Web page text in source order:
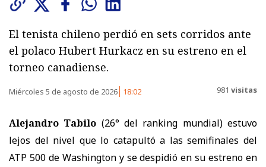
El tenista chileno perdió en sets corridos ante
el polaco Hubert Hurkacz en su estreno en el
torneo canadiense.
Miércoles 5 de agosto de 2026 18:02 981 visitas
Alejandro Tabilo (26° del ranking mundial) estuvo
lejos del nivel que lo catapultó a las semifinales del
ATP 500 de Washington y se despidió en su estreno en